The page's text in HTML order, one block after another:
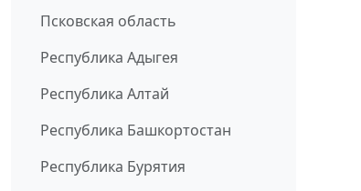
Псковская область
Республика Адыгея
Республика Алтай
Республика Башкортостан
Республика Бурятия